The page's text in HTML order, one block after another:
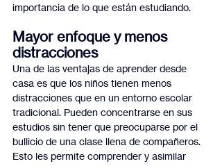
importancia de lo que están estudiando.
Mayor enfoque y menos
distracciones
Una de las ventajas de aprender desde
casa es que los niños tienen menos
distracciones que en un entorno escolar
tradicional. Pueden concentrarse en sus
estudios sin tener que preocuparse por el
bullicio de una clase llena de compañeros.
Esto les permite comprender y asimilar